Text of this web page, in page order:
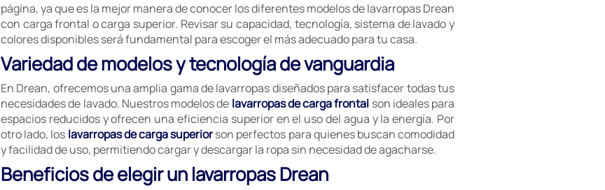
página, ya que es la mejor manera de conocer los diferentes modelos de lavarropas Drean
con carga frontal o carga superior. Revisar su capacidad, tecnología, sistema de lavado y
colores disponibles será fundamental para escoger el más adecuado para tu casa.
Variedad de modelos y tecnología de vanguardia
En Drean, ofrecemos una amplia gama de lavarropas diseñados para satisfacer todas tus
necesidades de lavado. Nuestros modelos de lavarropas de carga frontal son ideales para
espacios reducidos y ofrecen una eficiencia superior en el uso del agua y la energía. Por
otro lado, los lavarropas de carga superiorson perfectos para quienes buscan comodidad
y facilidad de uso, permitiendo cargar y descargar la ropa sin necesidad de agacharse.
Beneficios de elegir un lavarropas Drean